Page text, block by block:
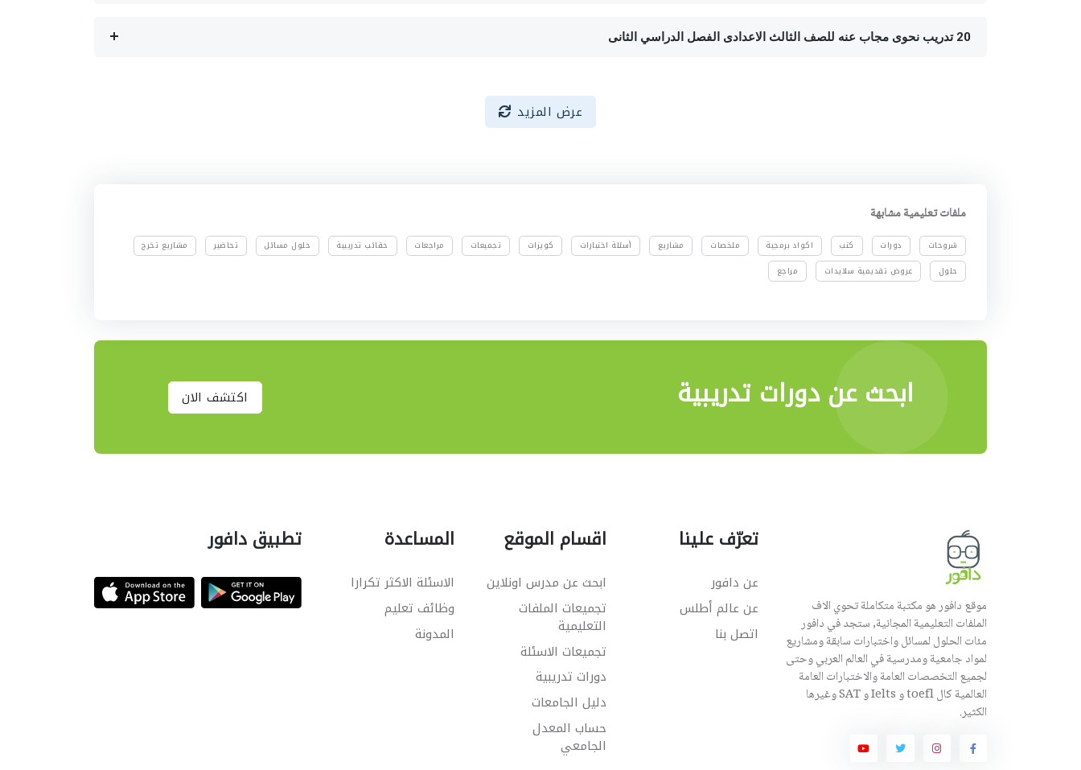
20 تدريب نحوى مجاب عنه للصف الثالث الاعدادى الفصل الدراسي الثانى
عرض المزيد
ملفات تعليمية مشابهة
شروحات دورات كتب اكواد برمجية ملخصات مشاريع أسئلة اختبارات كويزات تجميعات مراجعات حقائب تدريبية حلول مسائل تحاضير
مشاريع تخرج
حلول
عروض تقديمية سلايدات مراجع
ابحث عن دورات تدريبية اكتشف الان
موقع دافور هو مكتبة متكاملة تحوي الاف
الملفات التعليمية المجانية, ستجد في دافور
مئات الحلول لمسائل واختبارات سابقة ومشاريع
لمواد جامعية ومدرسية في العالم العربي وحتى
لجميع التخصصات العامة والاختبارات العامة
العالمية كال toefl و Ielts و SAT وغيرها
الكثير.
تعرّف علينا
عن دافور
عن عالم أطلس
اتصل بنا
اقسام الموقع
ابحث عن مدرس اونلاين
تجميعات الملفات
التعليمية
تجميعات الاسئلة
دورات تدريبية
دليل الجامعات
حساب المعدل
الجامعي
المساعدة
الاسئلة الاكثر تكرارا
وظائف تعليم
المدونة
تطبيق دافور